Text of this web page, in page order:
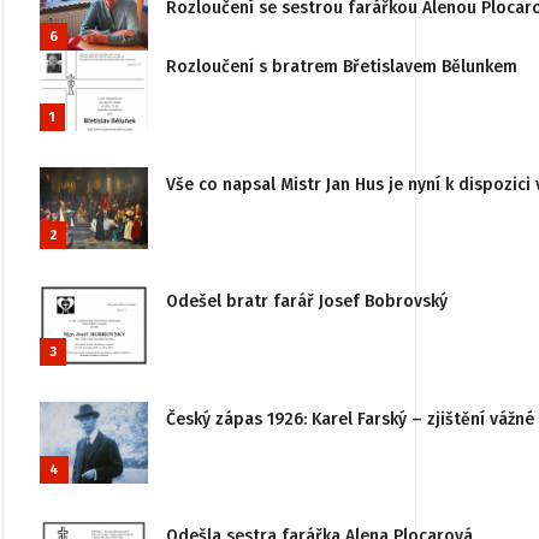
6
Rozloučení se sestrou farářkou Alenou
1
Rozloučení s bratrem Břetislavem Bělunkem
2
Vše co napsal Mistr Jan Hus je nyní k
3
Odešel bratr farář Josef Bobrovský
4
Český zápas 1926: Karel Farský – zjištění